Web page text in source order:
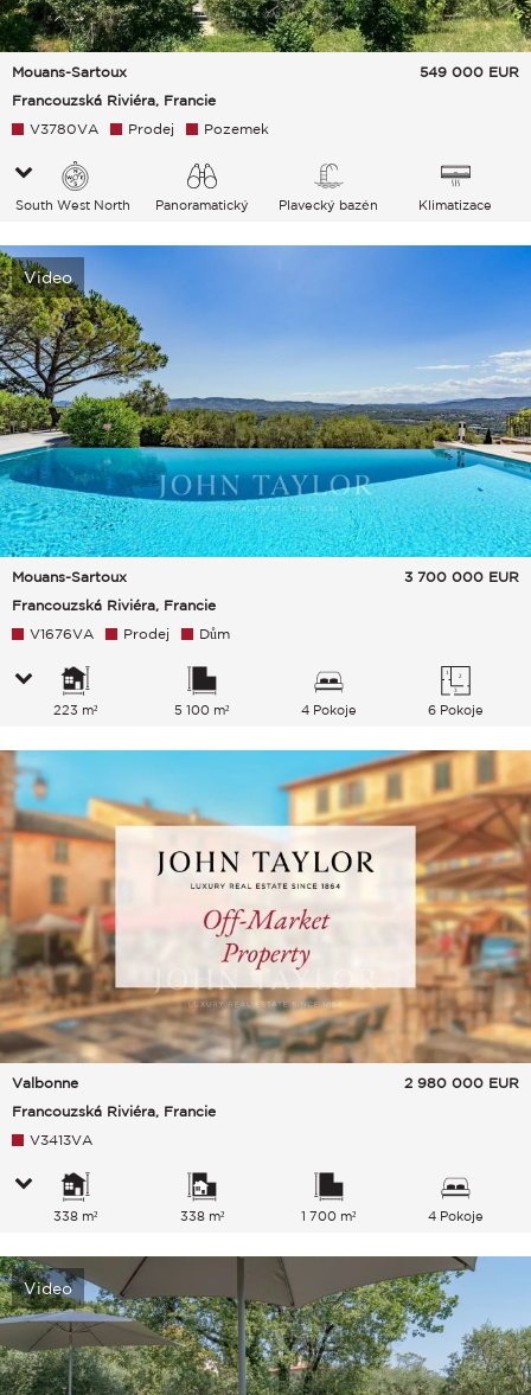
Mouans-Sartoux
Francouzská Riviéra, Francie
549 000 EUR
V3780VA Prodej Pozemek
South West North
Panoramatický
Plavecký bazén Klimatizace
Video
Mouans-Sartoux
Francouzská Riviéra, Francie
3 700 000 EUR
V1676VA Prodej Dům
223 m² 5 100 m² 4 Pokoje 6 Pokoje
Valbonne
Francouzská Riviéra, Francie
2 980 000 EUR
V3413VA
338 m² 338 m² 1 700 m² 4 Pokoje
Video